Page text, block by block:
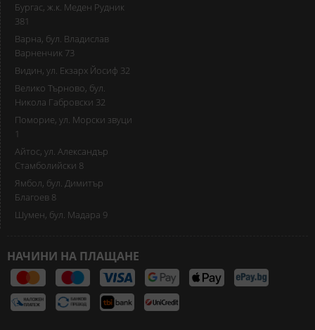
Бургас, ж.к. Меден Рудник
381
Варна, бул. Владислав
Варненчик 73
Видин, ул. Екзарх Йосиф 32
Велико Търново, бул.
Никола Габровски 32
Поморие, ул. Морски звуци
1
Айтос, ул. Александър
Стамболийски 8
Ямбол, бул. Димитър
Благоев 8
Шумен, бул. Мадара 9
НАЧИНИ НА ПЛАЩАНЕ